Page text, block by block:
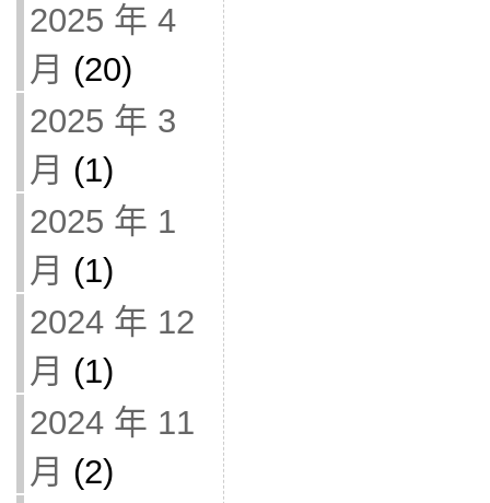
2025 年 4
月 (20)
2025 年 3
月 (1)
2025 年 1
月 (1)
2024 年 12
月 (1)
2024 年 11
月 (2)